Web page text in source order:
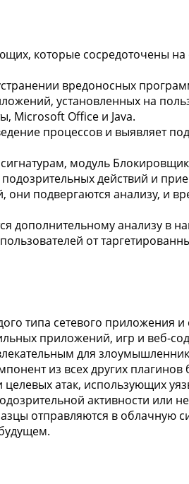
которые сосредоточены
вредоносных
установленных на
Microsoft Office и Java.
процессов и выявляет
модуль
действий и
подвергаются анализу, и
дополнительному анализу в
от
типа сетевого приложения
приложений, игр и веб-
для
из всех других плагинов
атак, использующих
активности или
отправляются в облачную